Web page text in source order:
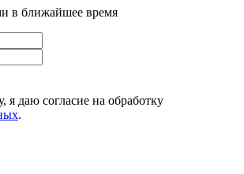
в ближайшее время
даю согласие на обработку
.